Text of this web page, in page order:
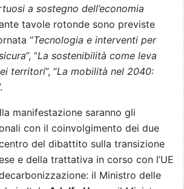
a sostegno dell’economia
tavole rotonde sono previste
“Tecnologia e interventi per
”, “La sostenibilità come leva
territori”, “La mobilità nel 2040:
manifestazione saranno gli
con il coinvolgimento dei due
del dibattito sulla transizione
e della trattativa in corso con l’UE
il Ministro delle